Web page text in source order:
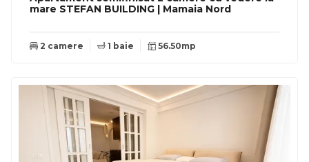
mare STEFAN BUILDING | Mamaia Nord
2 camere 1 baie 56.50mp